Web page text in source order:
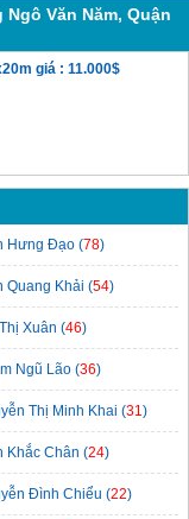
Văn Năm, Quận
giá : 11.000$
Hưng Đạo (78)
Quang Khải (54)
Xuân (46)
Ngũ Lão (36)
Thị Minh Khai (31)
Khắc Chân (24)
Đình Chiểu (22)